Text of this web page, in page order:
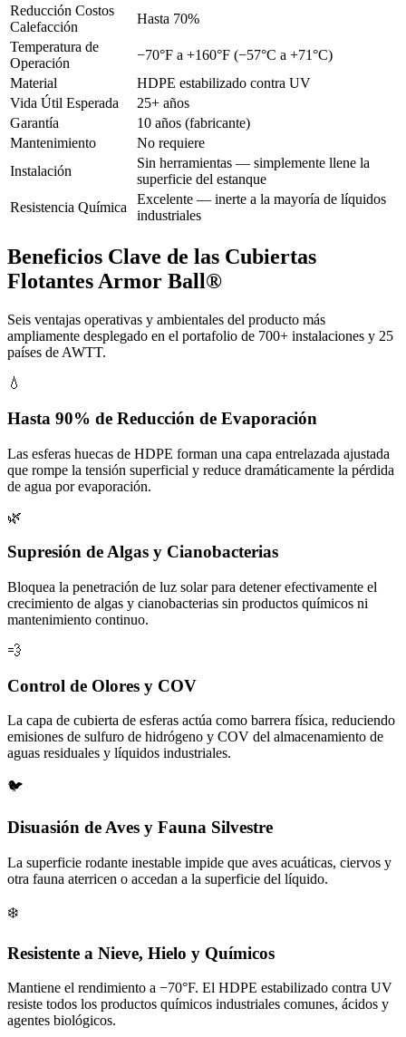
Reducción Costos
Calefacción
Hasta 70%
Temperatura de
Operación
−70°F a +160°F (−57°C a +71°C)
Material
HDPE estabilizado contra UV
Vida Útil Esperada
25+ años
Garantía
10 años (fabricante)
Mantenimiento
No requiere
Instalación
Sin herramientas — simplemente llene la
superficie del estanque
Resistencia Química
Excelente — inerte a la mayoría de líquidos
industriales
Beneficios Clave de las Cubiertas
Flotantes Armor Ball®
Seis ventajas operativas y ambientales del producto más
ampliamente desplegado en el portafolio de 700+ instalaciones y 25
países de AWTT.
💧
Hasta 90% de Reducción de Evaporación
Las esferas huecas de HDPE forman una capa entrelazada ajustada
que rompe la tensión superficial y reduce dramáticamente la pérdida
de agua por evaporación.
🌿
Supresión de Algas y Cianobacterias
Bloquea la penetración de luz solar para detener efectivamente el
crecimiento de algas y cianobacterias sin productos químicos ni
mantenimiento continuo.
💨
Control de Olores y COV
La capa de cubierta de esferas actúa como barrera física, reduciendo
emisiones de sulfuro de hidrógeno y COV del almacenamiento de
aguas residuales y líquidos industriales.
🐦
Disuasión de Aves y Fauna Silvestre
La superficie rodante inestable impide que aves acuáticas, ciervos y
otra fauna aterricen o accedan a la superficie del líquido.
❄️
Resistente a Nieve, Hielo y Químicos
Mantiene el rendimiento a −70°F. El HDPE estabilizado contra UV
resiste todos los productos químicos industriales comunes, ácidos y
agentes biológicos.